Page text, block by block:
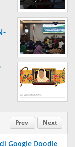
Prev Next
Google Doodle